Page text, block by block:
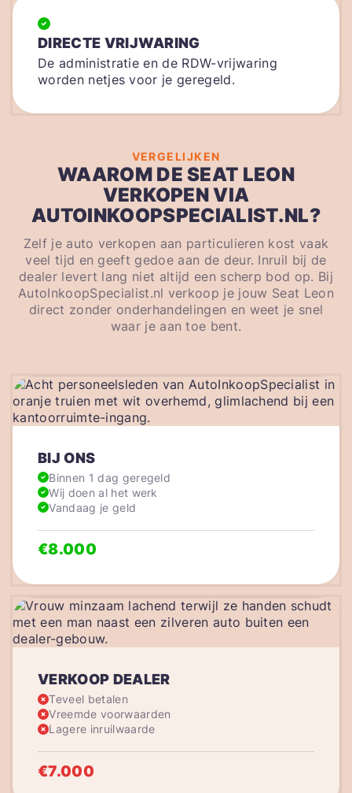
DIRECTE VRIJWARING
De administratie en de RDW-vrijwaring
worden netjes voor je geregeld.
VERGELIJKEN
WAAROM DE SEAT LEON
VERKOPEN VIA
AUTOINKOOPSPECIALIST.NL?
Zelf je auto verkopen aan particulieren kost vaak
veel tijd en geeft gedoe aan de deur. Inruil bij de
dealer levert lang niet altijd een scherp bod op. Bij
AutoInkoopSpecialist.nl verkoop je jouw Seat Leon
direct zonder onderhandelingen en weet je snel
waar je aan toe bent.
VERKOOP DEALER
Teveel betalen
Vreemde voorwaarden
Lagere inruilwaarde
€7.000
BIJ ONS
Binnen 1 dag geregeld
Wij doen al het werk
Vandaag je geld
€8.000